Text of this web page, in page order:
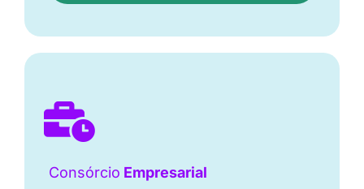
Consórcio Empresarial